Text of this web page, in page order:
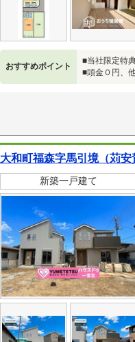
おすすめポイント
■当社限定特
■頭金０円、
大和町福森字馬引境（苅安
新築一戸建て